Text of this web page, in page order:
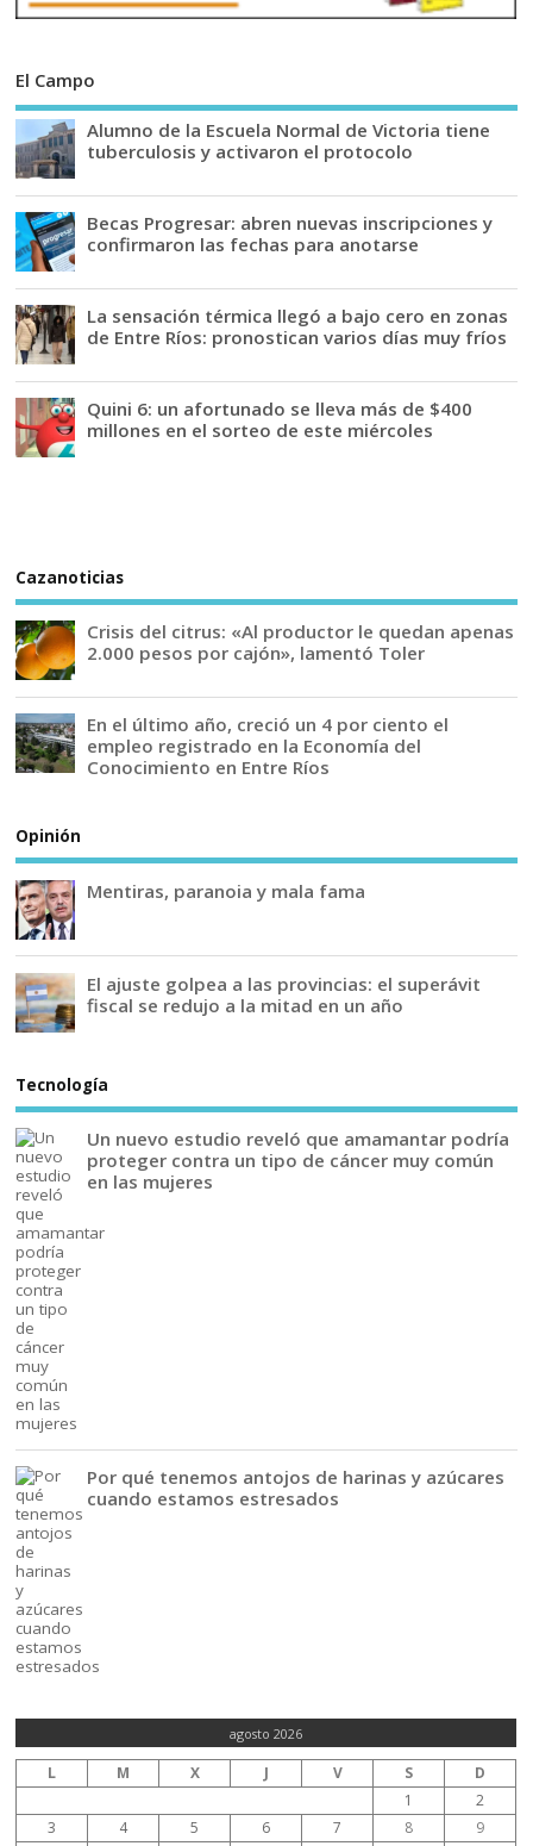
El Campo
Alumno de la Escuela Normal de Victoria tiene
tuberculosis y activaron el protocolo
Becas Progresar: abren nuevas inscripciones y
confirmaron las fechas para anotarse
La sensación térmica llegó a bajo cero en zonas
de Entre Ríos: pronostican varios días muy fríos
Quini 6: un afortunado se lleva más de $400
millones en el sorteo de este miércoles
Cazanoticias
Crisis del citrus: «Al productor le quedan apenas
2.000 pesos por cajón», lamentó Toler
En el último año, creció un 4 por ciento el
empleo registrado en la Economía del
Conocimiento en Entre Ríos
Opinión
Mentiras, paranoia y mala fama
El ajuste golpea a las provincias: el superávit
fiscal se redujo a la mitad en un año
Tecnología
Un nuevo estudio reveló que amamantar podría
proteger contra un tipo de cáncer muy común
en las mujeres
Por qué tenemos antojos de harinas y azúcares
cuando estamos estresados
agosto 2026
L M X J V S
D
1
2
3
4 5 6 7 8
9